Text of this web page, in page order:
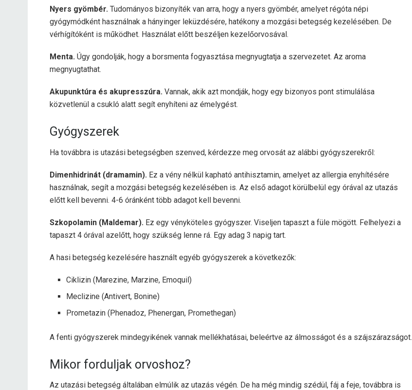
Nyers gyömbér. Tudományos bizonyíték van arra, hogy a nyers gyömbér, amelyet régóta népi
gyógymódként használnak a hányinger leküzdésére, hatékony a mozgási betegség kezelésében. De
vérhígítóként is működhet. Használat előtt beszéljen kezelőorvosával.
Menta. Úgy gondolják, hogy a borsmenta fogyasztása megnyugtatja a szervezetet. Az aroma
megnyugtathat.
Akupunktúra és akupresszúra. Vannak, akik azt mondják, hogy egy bizonyos pont stimulálása
közvetlenül a csukló alatt segít enyhíteni az émelygést.
Gyógyszerek
Ha továbbra is utazási betegségben szenved, kérdezze meg orvosát az alábbi gyógyszerekről:
Dimenhidrinát (dramamin). Ez a vény nélkül kapható antihisztamin, amelyet az allergia enyhítésére
használnak, segít a mozgási betegség kezelésében is. Az első adagot körülbelül egy órával az utazás
előtt kell bevenni. 4-6 óránként több adagot kell bevenni.
Szkopolamin (Maldemar). Ez egy vényköteles gyógyszer. Viseljen tapaszt a füle mögött. Felhelyezi a
tapaszt 4 órával azelőtt, hogy szükség lenne rá. Egy adag 3 napig tart.
A hasi betegség kezelésére használt egyéb gyógyszerek a következők:
Ciklizin (Marezine, Marzine, Emoquil)
Meclizine (Antivert, Bonine)
Prometazin (Phenadoz, Phenergan, Promethegan)
A fenti gyógyszerek mindegyikének vannak mellékhatásai, beleértve az álmosságot és a szájszárazságot.
Mikor forduljak orvoshoz?
Az utazási betegség általában elmúlik az utazás végén. De ha még mindig szédül, fáj a feje, továbbra is